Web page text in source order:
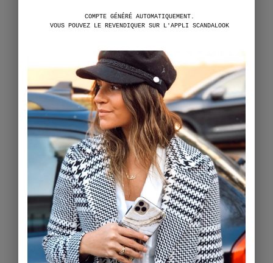
COMPTE GÉNÉRÉ AUTOMATIQUEMENT.
VOUS POUVEZ LE REVENDIQUER SUR L'APPLI SCANDALOOK